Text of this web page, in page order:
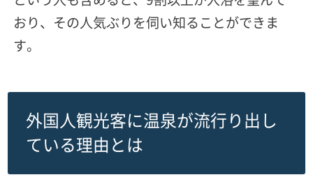
おり、その人気ぶりを伺い知ることができま
す。
外国人観光客に温泉が流行り出し
ている理由とは